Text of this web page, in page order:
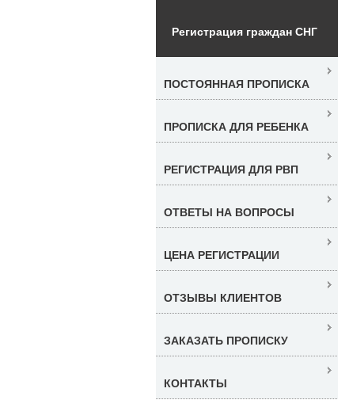
Регистрация граждан СНГ
ПОСТОЯННАЯ ПРОПИСКА
ПРОПИСКА ДЛЯ РЕБЕНКА
РЕГИСТРАЦИЯ ДЛЯ РВП
ОТВЕТЫ НА ВОПРОСЫ
ЦЕНА РЕГИСТРАЦИИ
ОТЗЫВЫ КЛИЕНТОВ
ЗАКАЗАТЬ ПРОПИСКУ
КОНТАКТЫ